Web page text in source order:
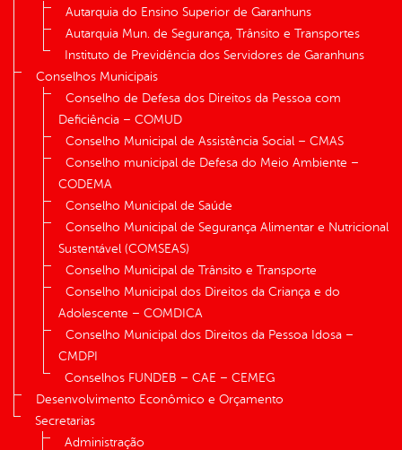
Autarquia do Ensino Superior de Garanhuns
Autarquia Mun. de Segurança, Trânsito e Transportes
Instituto de Previdência dos Servidores de Garanhuns
Conselhos Municipais
Conselho de Defesa dos Direitos da Pessoa com
Deficiência – COMUD
Conselho Municipal de Assistência Social – CMAS
Conselho municipal de Defesa do Meio Ambiente –
CODEMA
Conselho Municipal de Saúde
Conselho Municipal de Segurança Alimentar e Nutricional
Sustentável (COMSEAS)
Conselho Municipal de Trânsito e Transporte
Conselho Municipal dos Direitos da Criança e do
Adolescente – COMDICA
Conselho Municipal dos Direitos da Pessoa Idosa –
CMDPI
Conselhos FUNDEB – CAE – CEMEG
Desenvolvimento Econômico e Orçamento
Secretarias
Administração